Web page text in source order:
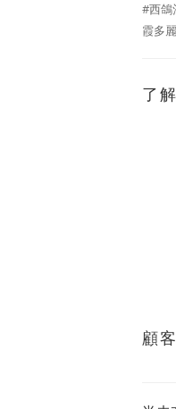
#西鴿
霞多
了
顧